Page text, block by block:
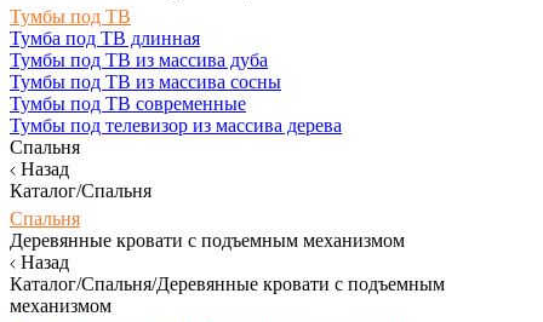
Тумбы под ТВ
Тумба под ТВ длинная
Тумбы под ТВ из массива дуба
Тумбы под ТВ из массива сосны
Тумбы под ТВ современные
Тумбы под телевизор из массива дерева
Спальня
Назад
Каталог/Спальня
Спальня
Деревянные кровати с подъемным механизмом
Назад
Каталог/Спальня/Деревянные кровати с подъемным
механизмом